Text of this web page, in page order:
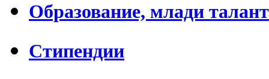
Образование, млади
Стипендии